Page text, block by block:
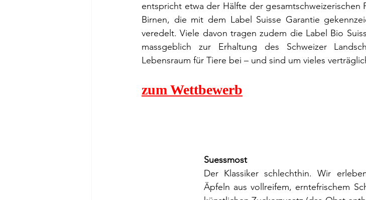
entspricht etwa der Hälfte der
Birnen, die mit dem Label Suisse Garantie
veredelt. Viele davon tragen zudem die Label Bio
massgeblich zur Erhaltung des Schweizer
Lebensraum für Tiere bei – und sind um vieles
zum Wettbewerb
Suessmost
Der Klassiker schlechthin. Wir
Äpfeln aus vollreifem, erntefrischem